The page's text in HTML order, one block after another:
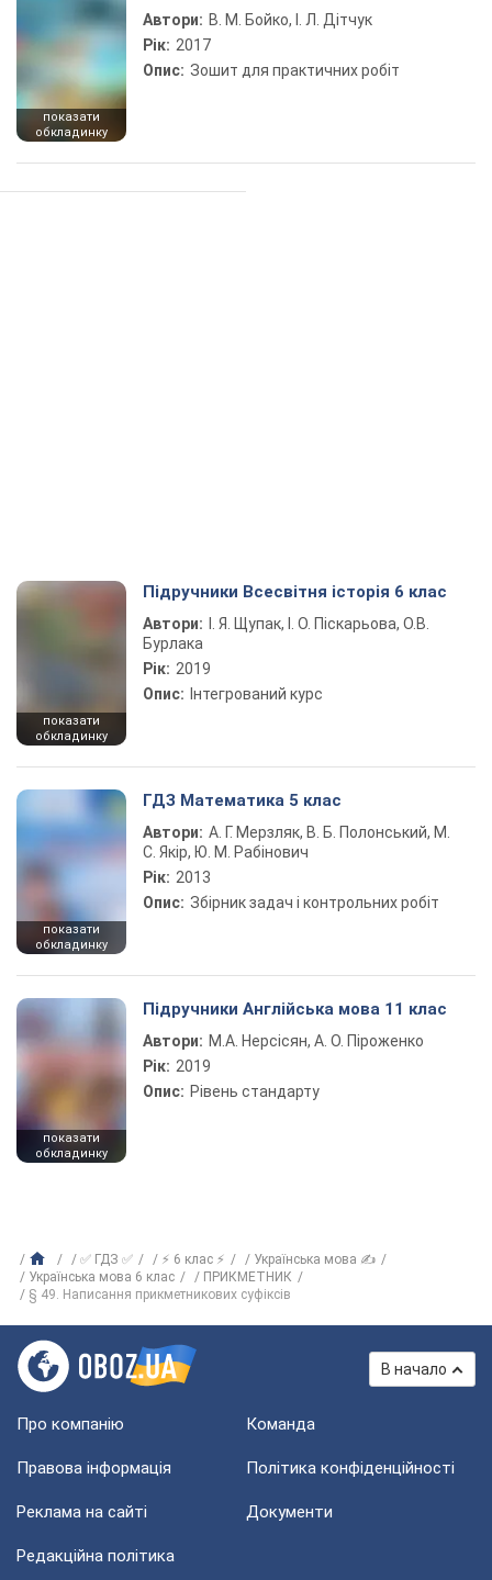
показати
обкладинку
Автори: В. М. Бойко, І. Л. Дітчук
Рік: 2017
Опис: Зошит для практичних робіт
показати
обкладинку
Підручники Всесвітня історія 6 клас
Автори:
І. Я. Щупак, І. О. Піскарьова, О.В.
Бурлака
Рік: 2019
Опис: Інтегрований курс
показати
обкладинку
ГДЗ Математика 5 клас
Автори: А. Г. Мерзляк, В. Б. Полонський, М.
С. Якір, Ю. М. Рабінович
Рік: 2013
Опис: Збірник задач і контрольних робіт
показати
обкладинку
Підручники Англійська мова 11 клас
Автори: М.А. Нерсісян, А. О. Піроженко
Рік: 2019
Опис: Рівень стандарту
✅ ГДЗ ✅ ⚡ 6 клас ⚡
Українська мова ✍
Українська мова 6 клас
ПРИКМЕТНИК
§ 49. Написання прикметникових суфіксів
В начало
Про компанію Команда
Правова інформація Політика конфіденційності
Реклама на сайті Документи
Редакційна політика